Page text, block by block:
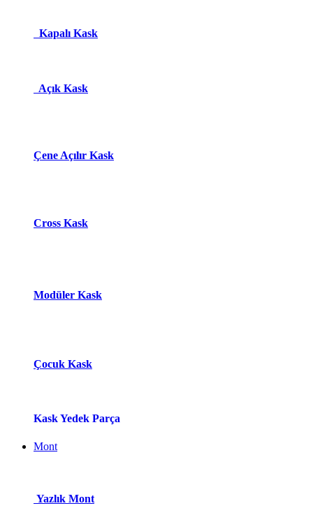
Kapalı Kask
Açık Kask
Çene Açılır Kask
Cross Kask
Modüle​r Ka​s​k
Çocuk Kask
Kask Yedek Parça
Mont
Yazlık Mont